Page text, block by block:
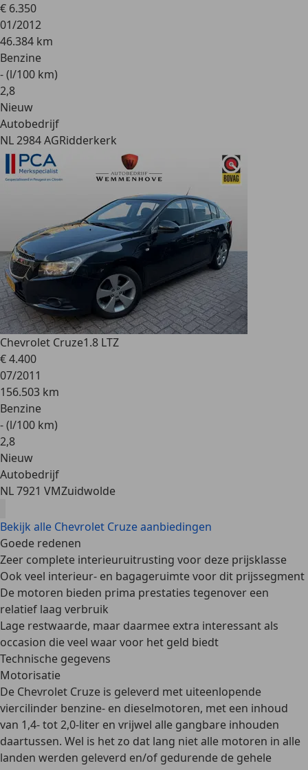
€ 6.350
01/2012
46.384 km
Benzine
- (l/100 km)
2,8
Nieuw
Autobedrijf
NL 2984 AGRidderkerk
Chevrolet Cruze1.8 LTZ
€ 4.400
07/2011
156.503 km
Benzine
- (l/100 km)
2,8
Nieuw
Autobedrijf
NL 7921 VMZuidwolde
Bekijk alle Chevrolet Cruze aanbiedingen
Goede redenen
Zeer complete interieuruitrusting voor deze prijsklasse
Ook veel interieur- en bagageruimte voor dit prijssegment
De motoren bieden prima prestaties tegenover een
relatief laag verbruik
Lage restwaarde, maar daarmee extra interessant als
occasion die veel waar voor het geld biedt
Technische gegevens
Motorisatie
De Chevrolet Cruze is geleverd met uiteenlopende
viercilinder benzine- en dieselmotoren, met een inhoud
van 1,4- tot 2,0-liter en vrijwel alle gangbare inhouden
daartussen. Wel is het zo dat lang niet alle motoren in alle
landen werden geleverd en/of gedurende de gehele